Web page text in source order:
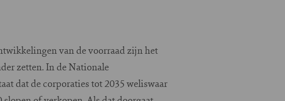
van de voorraad zijn het
zetten. In de Nationale
dat de corporaties tot 2035 weliswaar